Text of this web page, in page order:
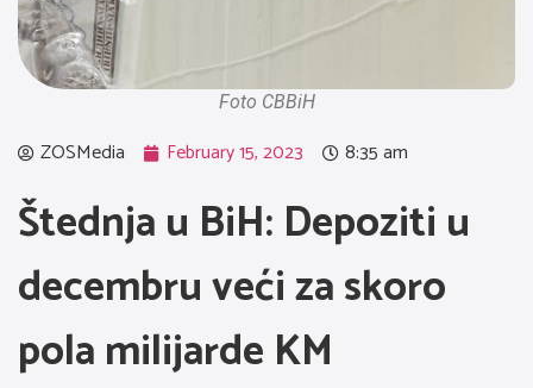
Foto CBBiH
ZOSMedia February 15, 2023 8:35 am
Štednja u BiH: Depoziti u
decembru veći za skoro
pola milijarde KM